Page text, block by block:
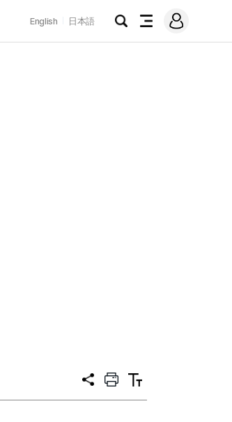
English 日本語
검
전
메
그
공
프
트
텍
트